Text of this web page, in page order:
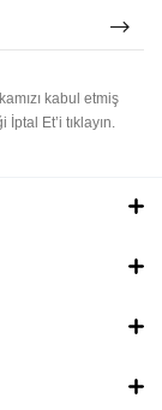
kabul etmiş
Et’i tıklayın.